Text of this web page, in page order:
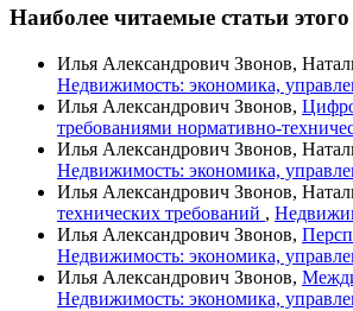
Наиболее читаемые статьи
Илья Александрович Звонов,
Недвижимость: экономика,
Илья Александрович Звонов,
требованиями нормативно-
Илья Александрович Звонов,
Недвижимость: экономика,
Илья Александрович Звонов,
технических требований ,
Илья Александрович Звонов,
Недвижимость: экономика,
Илья Александрович Звонов,
Недвижимость: экономика,